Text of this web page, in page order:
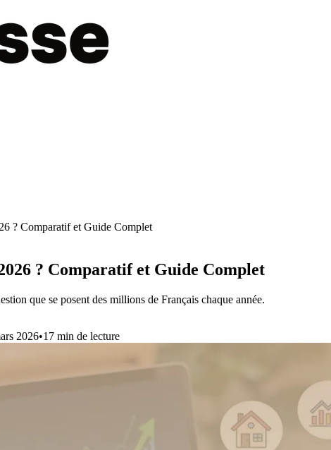
? Comparatif et Guide Complet
? Comparatif et Guide Complet
que se posent des millions de Français chaque année.
2026•17 min de lecture